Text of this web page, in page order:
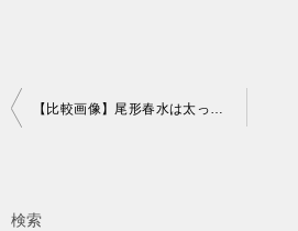
投
ビ
【比較画像】尾形春水は太ってた頃もかわいい！激やせ時は35キロで25キロのリバウンド！
検索